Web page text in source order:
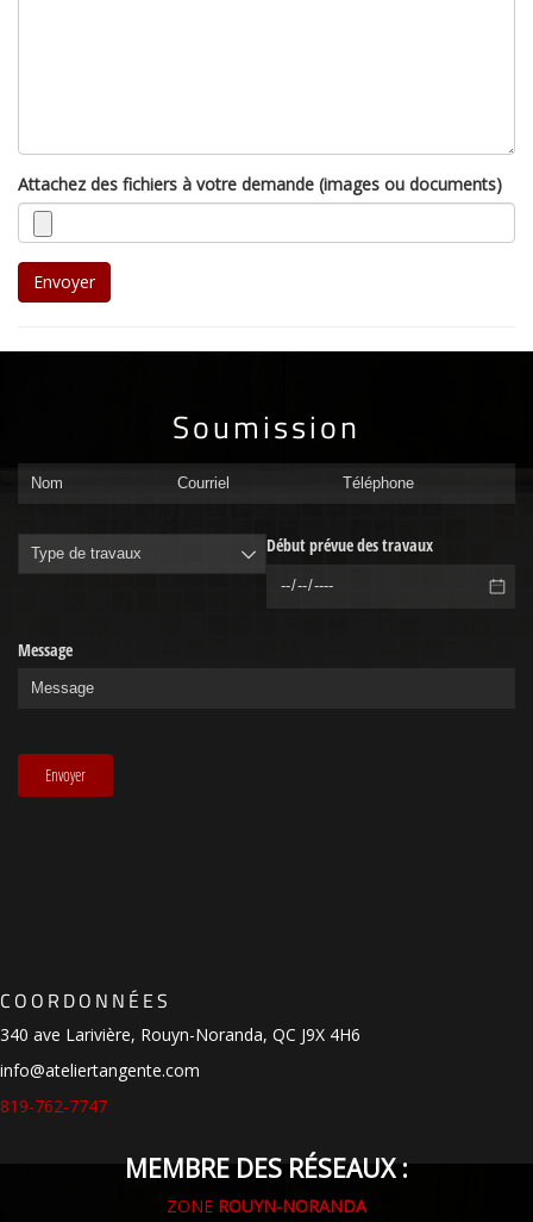
Attachez des fichiers à votre demande (images ou documents)
Envoyer
Soumission
COORDONNÉES
340 ave Larivière, Rouyn-Noranda, QC J9X 4H6
info@ateliertangente.com
819-762-7747
MEMBRE DES RÉSEAUX :
ZONE ROUYN-NORANDA